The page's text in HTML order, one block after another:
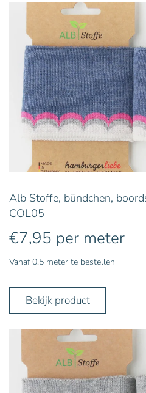
Alb Stoffe, bündchen,
COL05
€7,95 per meter
Vanaf 0,5 meter te bestellen
Bekijk product